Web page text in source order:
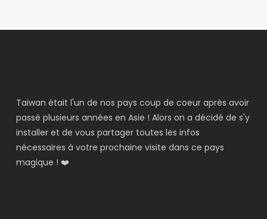
Taiwan était l'un de nos pays coup de coeur après avoir
passé plusieurs années en Asie ! Alors on a décidé de s'y
installer et de vous partager toutes les infos
nécessaires à votre prochaine visite dans ce pays
magique ! ❤️